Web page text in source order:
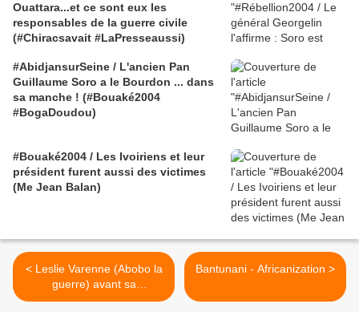
Ouattara...et ce sont eux les
responsables de la guerre civile
(#Chiracsavait #LaPresseaussi)
#AbidjansurSeine / L'ancien Pan
Guillaume Soro a le Bourdon ... dans
sa manche ! (#Bouaké2004
#BogaDoudou)
#Bouaké2004 / Les Ivoiriens et leur
président furent aussi des victimes
(Me Jean Balan)
< Leslie Varenne (Abobo la
guerre) avant sa
conférence de Toulouse le
Bantunani - Africanization >